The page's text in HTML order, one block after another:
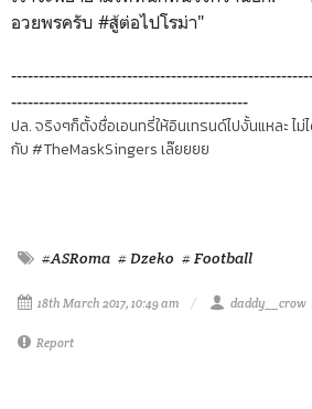
อวยพรครับ #สู้ต่อไปโรม่า"
-------------------------------------------
ปล. จริงๆก็ตั้งชื่อเอนทรี่ให้อินเทรนด์ไปงั้นแหละ ไม่
กับ #TheMaskSingers เล๊ยยยย
#ASRoma # Dzeko # Football
18th March 2017, 10:49 am daddy__crow
Report